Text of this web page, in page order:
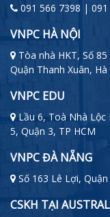
091 566 7398 |
VNPC HÀ NỘI
Tòa nhà HKT, Số
Quận Thanh Xuân, Hà
VNPC EDU
Lầu 6, Toà Nhà Lộc
5, Quận 3, TP HCM
VNPC ĐÀ NẴNG
Số 163 Lê Lợi,
CSKH TẠI